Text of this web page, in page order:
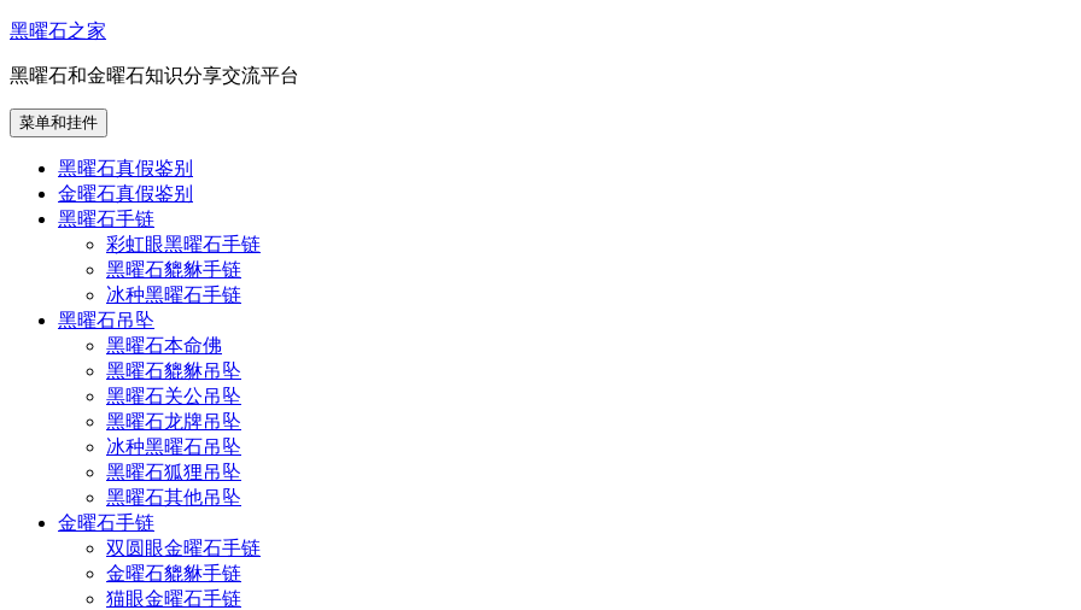
跳
内
容
黑曜石之家
黑曜石和金曜石知识分享交流平台
菜单和挂件
黑曜石真假鉴别
金曜石真假鉴别
黑曜石手链
彩虹眼黑曜石手链
黑曜石貔貅手链
冰种黑曜石手链
黑曜石吊坠
黑曜石本命佛
黑曜石貔貅吊坠
黑曜石关公吊坠
黑曜石龙牌吊坠
冰种黑曜石吊坠
黑曜石狐狸吊坠
黑曜石其他吊坠
金曜石手链
双圆眼金曜石手链
金曜石貔貅手链
猫眼金曜石手链